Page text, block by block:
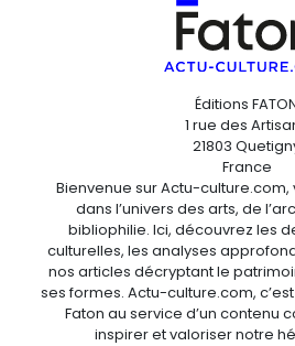
Éditions
1 rue des
21803
France
Bienvenue sur Actu-culture.com,
dans l’univers des arts, de
bibliophilie. Ici, découvrez les
culturelles, les analyses
nos articles décryptant le
ses formes. Actu-culture.com,
Faton au service d’un contenu
inspirer et valoriser notre